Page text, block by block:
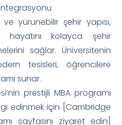
yürünebilir şehir yapısı,
hayatını kolayca şehir
sağlar. Üniversitenin
tesisleri, öğrencilere
sunar.
prestijli MBA programı
edinmek için [Cambridge
sayfasını ziyaret edin]